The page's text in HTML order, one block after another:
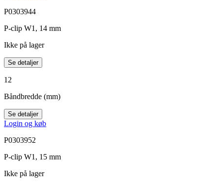
P0303944
P-clip W1, 14 mm
Ikke på lager
Se detaljer
12
Båndbredde (mm)
Se detaljer
Login og køb
P0303952
P-clip W1, 15 mm
Ikke på lager